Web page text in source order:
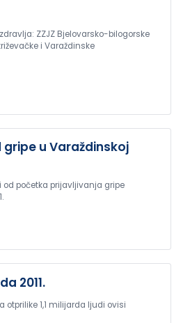
ZZJZ Bjelovarsko-bilogorske
i Varaždinske
u Varaždinskoj
od početka prijavljivanja gripe
2011.
otprilike 1,1 milijarda ljudi ovisi